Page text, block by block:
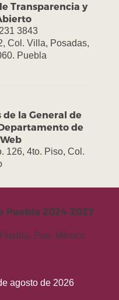
Transparencia y
3843
Col. Villa, Posadas,
Puebla
la General de
de
126, 4to. Piso, Col.
Puebla 2024-2027
Pue. México
agosto de 2026